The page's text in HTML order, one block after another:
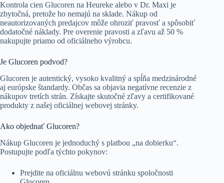
Kontrola cien Glucoren na Heureke alebo v Dr. Maxi je
zbytočná, pretože ho nemajú na sklade. Nákup od
neautorizovaných predajcov môže ohroziť pravosť a spôsobiť
dodatočné náklady. Pre overenie pravosti a zľavu až 50 %
nakupujte priamo od oficiálneho výrobcu.
Je Glucoren podvod?
Glucoren je autentický, vysoko kvalitný a spĺňa medzinárodné
aj európske štandardy. Občas sa objavia negatívne recenzie z
nákupov tretích strán. Získajte skutočné zľavy a certifikované
produkty z našej oficiálnej webovej stránky.
Ako objednať Glucoren?
Nákup Glucoren je jednoduchý s platbou „na dobierku“.
Postupujte podľa týchto pokynov:
Prejdite na oficiálnu webovú stránku spoločnosti